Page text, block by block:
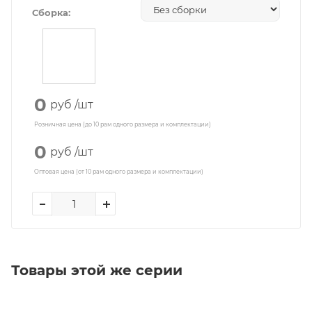
Сборка:
0 руб /шт
Розничная цена (до 10 рам одного размера и комплектации)
0 руб /шт
Оптовая цена (от 10 рам одного размера и комплектации)
Товары этой же серии